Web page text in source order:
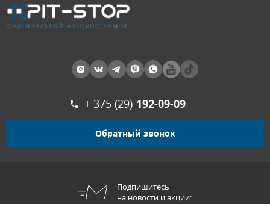
+ 375 (29) 192-09-09
Обратный звонок
Подпишитесь
на новости и акции: